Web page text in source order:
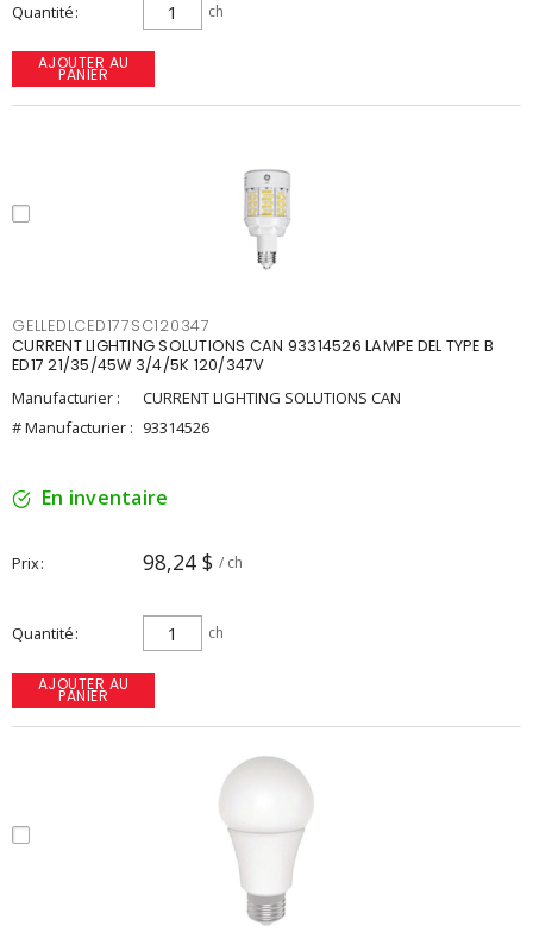
Quantité ch
AJOUTER AU
PANIER
GELLEDLCED177SC120347
CURRENT LIGHTING SOLUTIONS CAN 93314526 LAMPE DEL TYPE B
ED17 21/35/45W 3/4/5K 120/347V
Manufacturier :
CURRENT LIGHTING SOLUTIONS CAN
# Manufacturier : 93314526
En inventaire
Prix 98,24 $ / ch
Quantité ch
AJOUTER AU
PANIER